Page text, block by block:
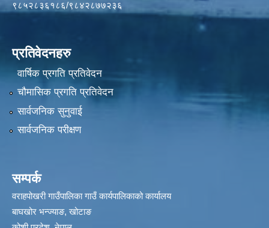
९८५२८३६१८६/९८४२८७७२३६
प्रतिवेदनहरु
वार्षिक प्रगति प्रतिवेदन
चौमासिक प्रगति प्रतिवेदन
सार्वजनिक सुनुवाई
सार्वजनिक परीक्षण
सम्पर्क
वराहपोखरी गाउँपालिका गाउँ कार्यपालिकाको कार्यालय
बाघखोर भन्ज्याङ, खोटाङ